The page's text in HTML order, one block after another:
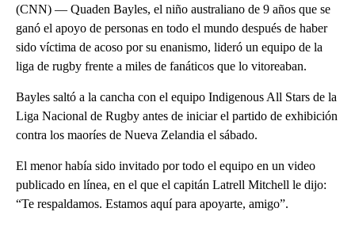
(CNN) — Quaden Bayles, el niño australiano de 9 años que se
ganó el apoyo de personas en todo el mundo después de haber
sido víctima de acoso por su enanismo, lideró un equipo de la
liga de rugby frente a miles de fanáticos que lo vitoreaban.
Bayles saltó a la cancha con el equipo Indigenous All Stars de la
Liga Nacional de Rugby antes de iniciar el partido de exhibición
contra los maoríes de Nueva Zelandia el sábado.
El menor había sido invitado por todo el equipo en un video
publicado en línea, en el que el capitán Latrell Mitchell le dijo:
“Te respaldamos. Estamos aquí para apoyarte, amigo”.